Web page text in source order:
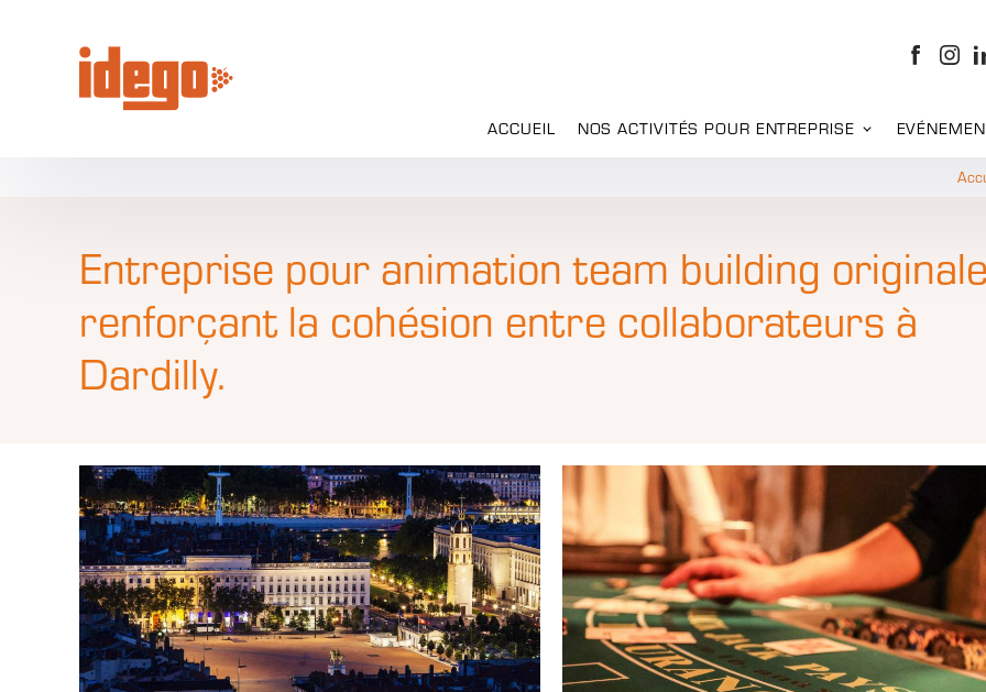
ACCUEIL NOS ACTIVITÉS POUR ENTREPRISE
Entreprise pour animation team building
renforçant la cohésion entre collaborateurs à
Dardilly.